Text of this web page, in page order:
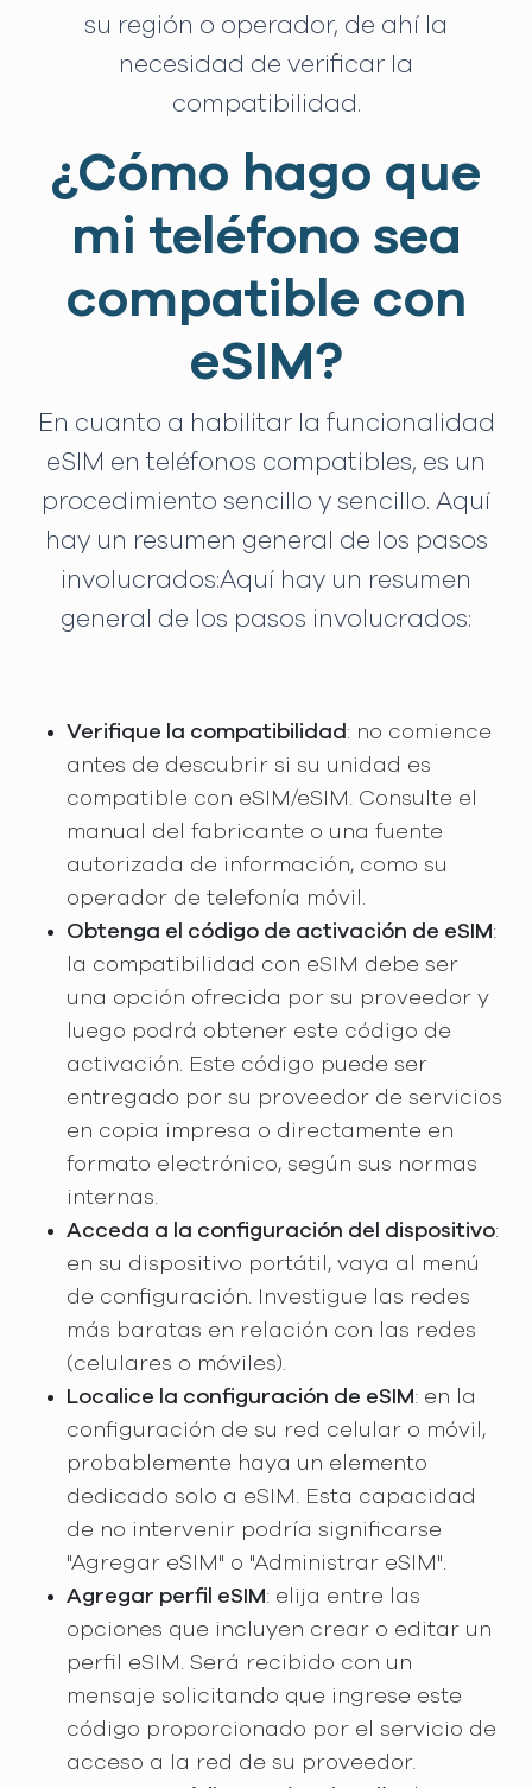
su región o operador, de ahí la
necesidad de verificar la
compatibilidad.
¿Cómo hago que
mi teléfono sea
compatible con
eSIM?
En cuanto a habilitar la funcionalidad
eSIM en teléfonos compatibles, es un
procedimiento sencillo y sencillo. Aquí
hay un resumen general de los pasos
involucrados:Aquí hay un resumen
general de los pasos involucrados:
Verifique la compatibilidad : no comience
antes de descubrir si su unidad es
compatible con eSIM/eSIM. Consulte el
manual del fabricante o una fuente
autorizada de información, como su
operador de telefonía móvil.
Obtenga el código de activación de eSIM:
la compatibilidad con eSIM debe ser
una opción ofrecida por su proveedor y
luego podrá obtener este código de
activación. Este código puede ser
entregado por su proveedor de servicios
en copia impresa o directamente en
formato electrónico, según sus normas
internas.
Acceda a la configuración del dispositivo:
en su dispositivo portátil, vaya al menú
de configuración. Investigue las redes
más baratas en relación con las redes
(celulares o móviles).
Localice la configuración de eSIM: en la
configuración de su red celular o móvil,
probablemente haya un elemento
dedicado solo a eSIM. Esta capacidad
de no intervenir podría significarse
"Agregar eSIM" o "Administrar eSIM".
Agregar perfil eSIM: elija entre las
opciones que incluyen crear o editar un
perfil eSIM. Será recibido con un
mensaje solicitando que ingrese este
código proporcionado por el servicio de
acceso a la red de su proveedor.